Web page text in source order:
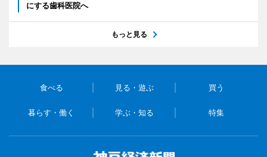
にする歯科医院へ
もっと見る
食べる 見る・遊ぶ 買う
暮らす・働く 学ぶ・知る 特集